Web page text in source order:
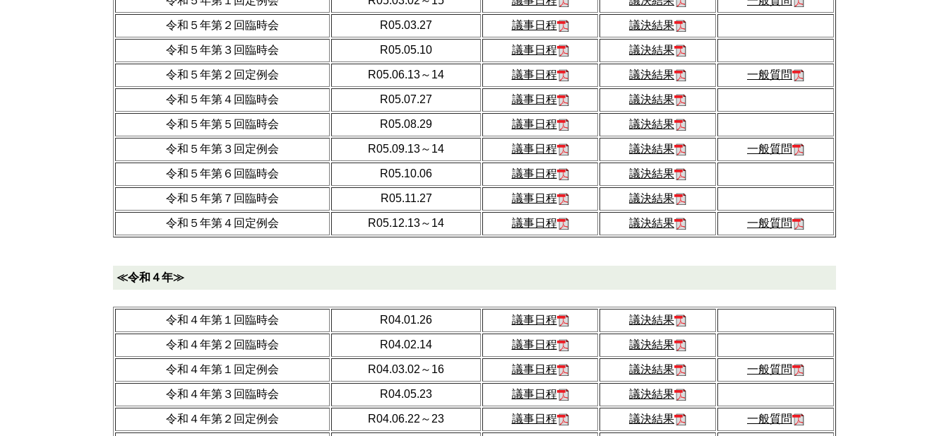
令和５年第２回臨時会 R05.03.27 議事日程 議決結果
令和５年第３回臨時会 R05.05.10 議事日程 議決結果
令和５年第２回定例会 R05.06.13～14 議事日程 議決結果 一般質問
令和５年第４回臨時会 R05.07.27 議事日程 議決結果
令和５年第５回臨時会 R05.08.29 議事日程 議決結果
令和５年第３回定例会 R05.09.13～14 議事日程 議決結果 一般質問
令和５年第６回臨時会 R05.10.06 議事日程 議決結果
令和５年第７回臨時会 R05.11.27 議事日程 議決結果
令和５年第４回定例会 R05.12.13～14 議事日程 議決結果 一般質問
≪令和４年≫
令和４年第１回臨時会 R04.01.26 議事日程 議決結果
令和４年第２回臨時会 R04.02.14 議事日程 議決結果
令和４年第１回定例会 R04.03.02～16 議事日程 議決結果 一般質問
令和４年第３回臨時会 R04.05.23 議事日程 議決結果
令和４年第２回定例会 R04.06.22～23 議事日程 議決結果 一般質問